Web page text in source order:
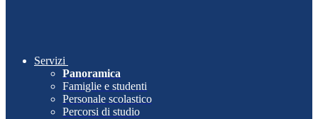
Servizi
Panoramica
Famiglie e studenti
Personale scolastico
Percorsi di studio